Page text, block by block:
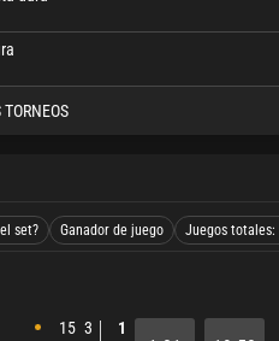
TORNEOS
set? Ganador de juego Juegos
15 3
1